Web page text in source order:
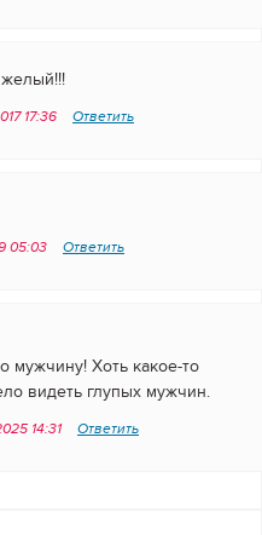
17:36 Ответить
05:03 Ответить
мужчину! Хоть какое-то
видеть глупых мужчин.
14:31 Ответить